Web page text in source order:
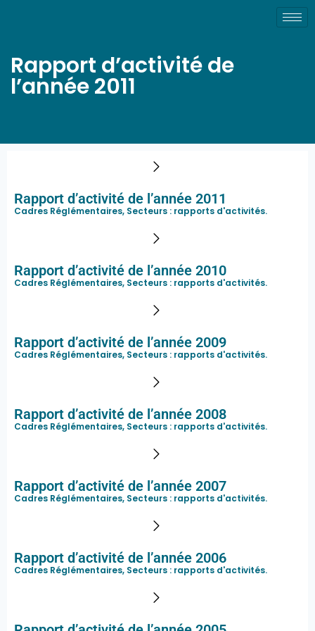
Rapport d’activité de
l’année 2011
Rapport d’activité de l’année 2011
Cadres Réglémentaires, Secteurs : rapports d'activités.
Rapport d’activité de l’année 2010
Cadres Réglémentaires, Secteurs : rapports d'activités.
Rapport d’activité de l’année 2009
Cadres Réglémentaires, Secteurs : rapports d'activités.
Rapport d’activité de l’année 2008
Cadres Réglémentaires, Secteurs : rapports d'activités.
Rapport d’activité de l’année 2007
Cadres Réglémentaires, Secteurs : rapports d'activités.
Rapport d’activité de l’année 2006
Cadres Réglémentaires, Secteurs : rapports d'activités.